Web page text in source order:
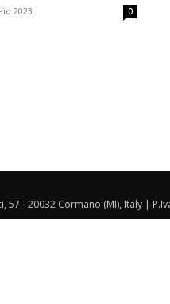
2023 0
57 - 20032 Cormano (MI), Italy |